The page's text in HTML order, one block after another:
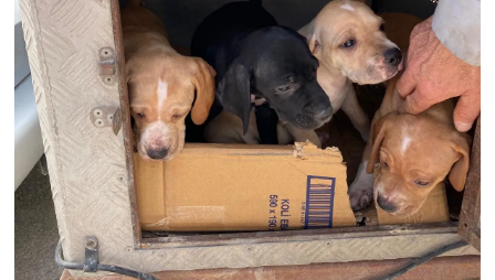
Şaphane
Simav
Siyaset
Spor
Tavşanlı